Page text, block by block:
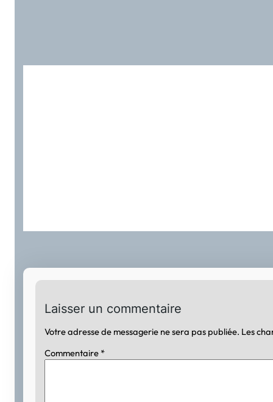
Laisser un commentaire
Votre adresse de messagerie ne sera pas publiée. Les
Commentaire *